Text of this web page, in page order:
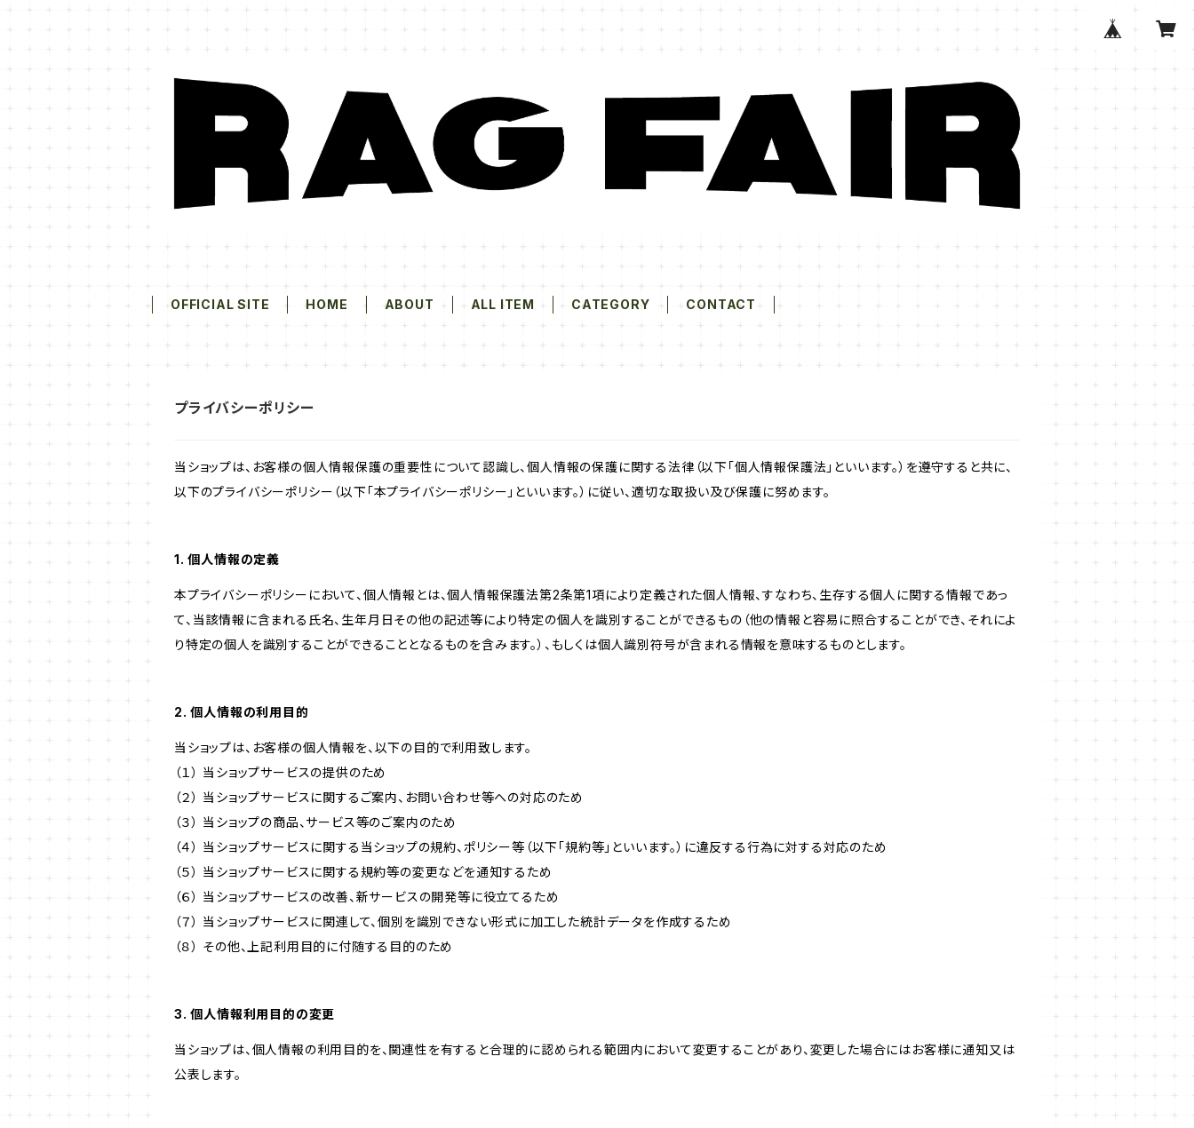
OFFICIAL SITE HOME ABOUT ALL ITEM CATEGORY CONTACT
プライバシーポリシー
当ショップは、お客様の個人情報保護の重要性について認識し、個人情報の保護に関する法律（以下「個人情報保護法」といいます。）を遵守すると共に、
以下のプライバシーポリシー（以下「本プライバシーポリシー」といいます。）に従い、適切な取扱い及び保護に努めます。
1. 個人情報の定義
本プライバシーポリシーにおいて、個人情報とは、個人情報保護法第2条第1項により定義された個人情報、すなわち、生存する個人に関する情報であっ
て、当該情報に含まれる氏名、生年月日その他の記述等により特定の個人を識別することができるもの（他の情報と容易に照合することができ、それによ
り特定の個人を識別することができることとなるものを含みます。）、もしくは個人識別符号が含まれる情報を意味するものとします。
2. 個人情報の利用目的
当ショップは、お客様の個人情報を、以下の目的で利用致します。
（１） 当ショップサービスの提供のため
（２） 当ショップサービスに関するご案内、お問い合わせ等への対応のため
（３） 当ショップの商品、サービス等のご案内のため
（４） 当ショップサービスに関する当ショップの規約、ポリシー等（以下「規約等」といいます。）に違反する行為に対する対応のため
（５） 当ショップサービスに関する規約等の変更などを通知するため
（６） 当ショップサービスの改善、新サービスの開発等に役立てるため
（７） 当ショップサービスに関連して、個別を識別できない形式に加工した統計データを作成するため
（８） その他、上記利用目的に付随する目的のため
3. 個人情報利用目的の変更
当ショップは、個人情報の利用目的を、関連性を有すると合理的に認められる範囲内において変更することがあり、変更した場合にはお客様に通知又は
公表します。